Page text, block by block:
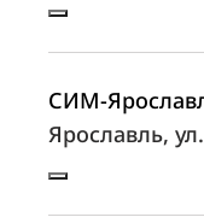
СИМ-
Ярославль,